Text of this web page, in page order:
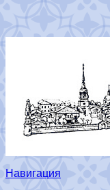
Навигация